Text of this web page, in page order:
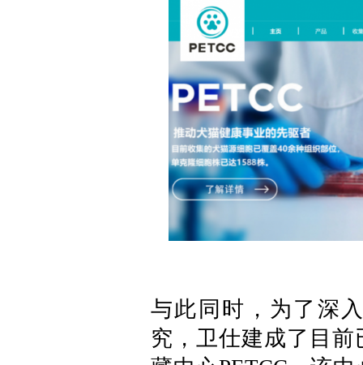
与此同时，为了深
究，卫仕建成了目